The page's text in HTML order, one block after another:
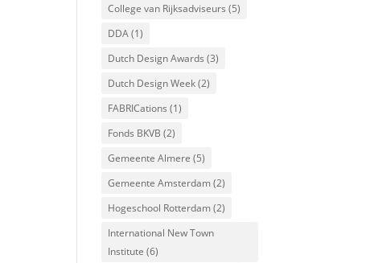
College van Rijksadviseurs (5)
DDA(1)
Dutch Design Awards (3)
Dutch Design Week(2)
FABRICations (1)
Fonds BKVB (2)
Gemeente Almere (5)
Gemeente Amsterdam(2)
Hogeschool Rotterdam(2)
International New Town
Institute (6)